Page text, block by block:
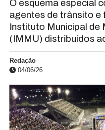
O esquema especial
agentes de trânsito e
Instituto Municipal de
(IMMU) distribuídos
Redação
04/06/26